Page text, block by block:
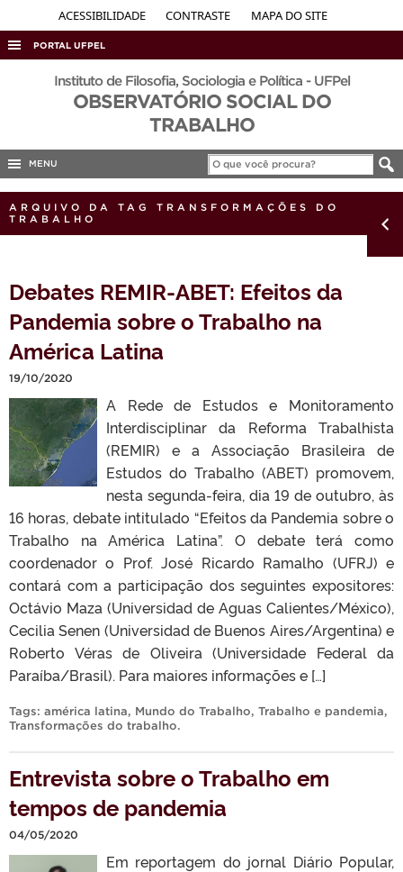
ACESSIBILIDADE CONTRASTE MAPA DO SITE
PORTAL UFPEL
ACESSO À INFORMAÇÃO
AUDITORIA
CONCURSOS
PORTARIAS
TELEFONES
Instituto de Filosofia, Sociologia e Política - UFPel
OBSERVATÓRIO SOCIAL DO
TRABALHO
MENU
ARQUIVO DA TAG TRANSFORMAÇÕES DO
TRABALHO
Debates REMIR-ABET: Efeitos da
Pandemia sobre o Trabalho na
América Latina
19/10/2020
A Rede de Estudos e Monitoramento
Interdisciplinar da Reforma Trabalhista
(REMIR) e a Associação Brasileira de
Estudos do Trabalho (ABET) promovem,
nesta segunda-feira, dia 19 de outubro, às
16 horas, debate intitulado “Efeitos da Pandemia sobre o
Trabalho na América Latina”. O debate terá como
coordenador o Prof. José Ricardo Ramalho (UFRJ) e
contará com a participação dos seguintes expositores:
Octávio Maza (Universidad de Aguas Calientes/México),
Cecilia Senen (Universidad de Buenos Aires/Argentina) e
Roberto Véras de Oliveira (Universidade Federal da
Paraíba/Brasil). Para maiores informações e […]
Tags: américa latina, Mundo do Trabalho, Trabalho e pandemia,
Transformações do trabalho.
Entrevista sobre o Trabalho em
tempos de pandemia
04/05/2020
Em reportagem do jornal Diário Popular,